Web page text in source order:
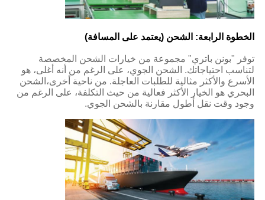
الخطوة الرابعة: الشحن (يعتمد على المسافة)
توفر "بونن باتري" مجموعة من خيارات الشحن المخصصة
لتناسب احتياجاتك. الشحن الجوي، على الرغم من أنه أغلى، هو
الأسرع والأكثر مثالية للطلبات العاجلة. من ناحية أخرى،الشحن
البحري هو الخيار الأكثر فعالية من حيث التكلفة، على الرغم من
وجود وقت نقل أطول مقارنة بالشحن الجوي.